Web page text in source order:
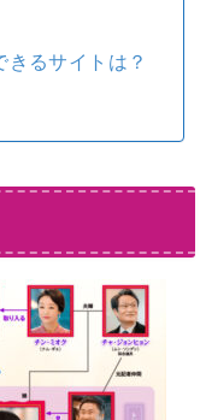
るサイトは？